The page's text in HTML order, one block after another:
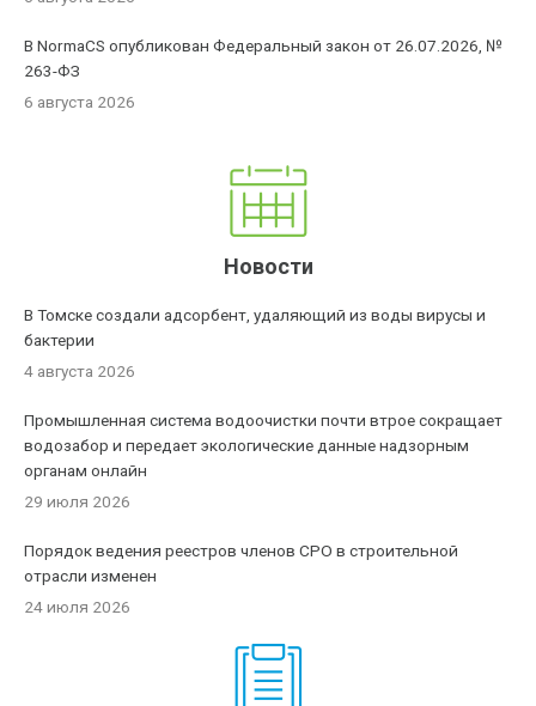
В NormaCS опубликован Федеральный закон от 26.07.2026, №
263-ФЗ
6 августа 2026
Новости
В Томске создали адсорбент, удаляющий из воды вирусы и
бактерии
4 августа 2026
Промышленная система водоочистки почти втрое сокращает
водозабор и передает экологические данные надзорным
органам онлайн
29 июля 2026
Порядок ведения реестров членов СРО в строительной
отрасли изменен
24 июля 2026